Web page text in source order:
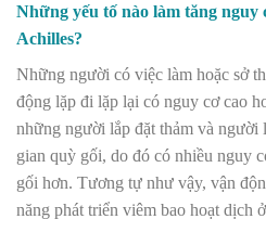
Những yếu tố nào làm tăng nguy
Achilles?
Những người có việc làm hoặc sở
động lặp đi lặp lại có nguy cơ cao
những người lắp đặt thảm và người
gian quỳ gối, do đó có nhiều nguy
gối hơn. Tương tự như vậy, vận
năng phát triển viêm bao hoạt dịch